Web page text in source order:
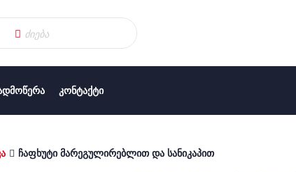
ᲙᲝᲜᲢᲐᲥᲢᲘ
ჩაფხუტი მარეგულირებლით და სანიკაპით